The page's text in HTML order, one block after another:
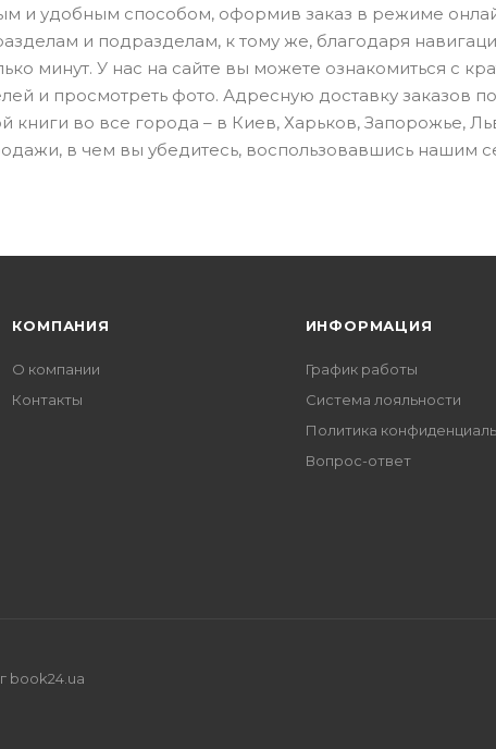
и удобным способом, оформив заказ в режиме
и подразделам, к тому же, благодаря
минут. У нас на сайте вы можете ознакомиться с
и просмотреть фото. Адресную доставку заказов
во все города – в Киев, Харьков, Запорожье,
в чем вы убедитесь, воспользовавшись нашим
КОМПАНИЯ
О компании
Контакты
ИНФОРМАЦИЯ
График работы
Система лояльности
Политика
Вопрос-ответ
book24.ua